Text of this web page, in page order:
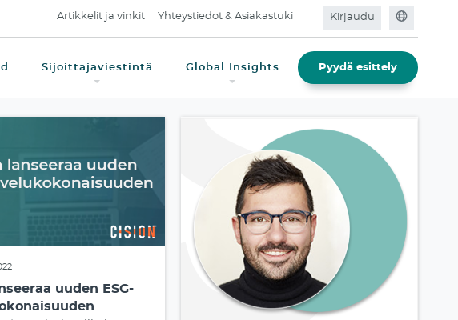
Artikkelit ja vinkit Yhteystiedot & Asiakastuki Kirjaudu
Sijoittajaviestintä Global Insights Pyydä esittely
uuden ESG-